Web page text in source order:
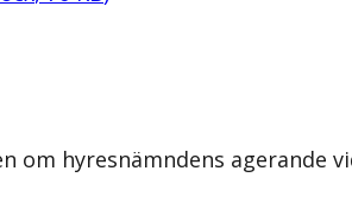
om hyresnämndens